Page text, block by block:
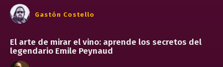
Gastón Costello
El arte de mirar el vino: aprende los secretos del
legendario Emile Peynaud